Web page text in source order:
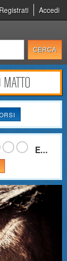
Registrati Accedi
E...